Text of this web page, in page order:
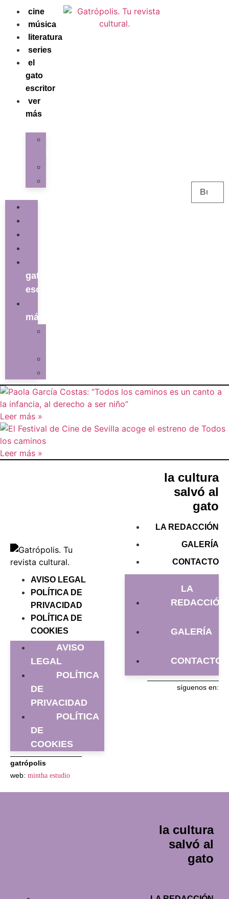
cine
música
literatura
series
el
gato
escritor
ver
más
gato
escritor
más
Leer más »
Leer más »
AVISO LEGAL
POLÍTICA DE
PRIVACIDAD
POLÍTICA DE
COOKIES
AVISO
LEGAL
POLÍTICA
DE
PRIVACIDAD
POLÍTICA
DE
COOKIES
gatrópolis
web: mintha estudio
la cultura
salvó al
gato
LA REDACCIÓN
GALERÍA
CONTACTO
LA
REDACCIÓN
GALERÍA
CONTACTO
síguenos en:
la cultura
salvó al
gato